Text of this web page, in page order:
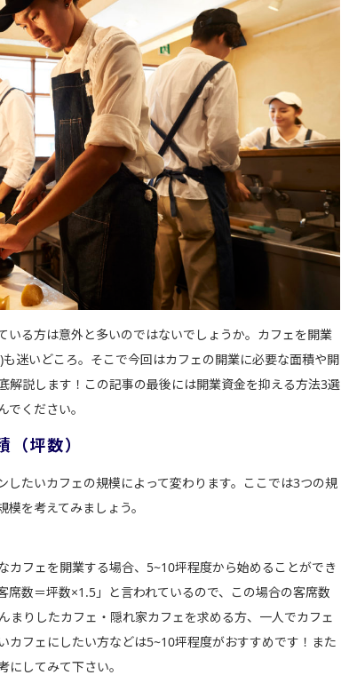
いる方は意外と多いのではないでしょうか。カフェを開業
迷いどころ。そこで今回はカフェの開業に必要な面積や開
解説します！この記事の最後には開業資金を抑える方法3選
ください。
坪数）
したいカフェの規模によって変わります。ここでは3つの規
を考えてみましょう。
カフェを開業する場合、5~10坪程度から始めることができ
席数＝坪数×1.5」と言われているので、この場合の客席数
まりしたカフェ・隠れ家カフェを求める方、一人でカフェ
カフェにしたい方などは5~10坪程度がおすすめです！また
してみて下さい。